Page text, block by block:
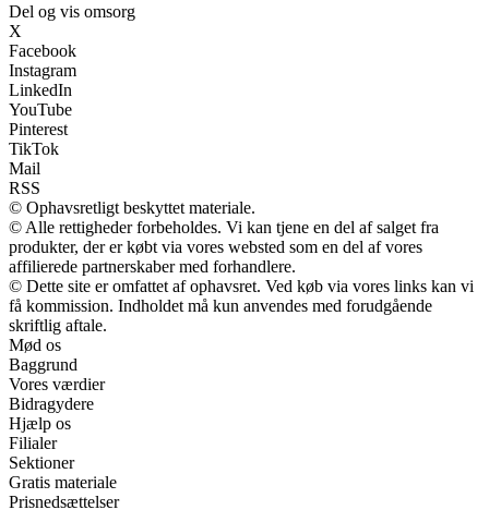
Del og vis omsorg
X
Facebook
Instagram
LinkedIn
YouTube
Pinterest
TikTok
Mail
RSS
© Ophavsretligt beskyttet materiale.
© Alle rettigheder forbeholdes. Vi kan tjene en del af salget fra
produkter, der er købt via vores websted som en del af vores
affilierede partnerskaber med forhandlere.
© Dette site er omfattet af ophavsret. Ved køb via vores links kan vi
få kommission. Indholdet må kun anvendes med forudgående
skriftlig aftale.
Mød os
Baggrund
Vores værdier
Bidragydere
Hjælp os
Filialer
Sektioner
Gratis materiale
Prisnedsættelser